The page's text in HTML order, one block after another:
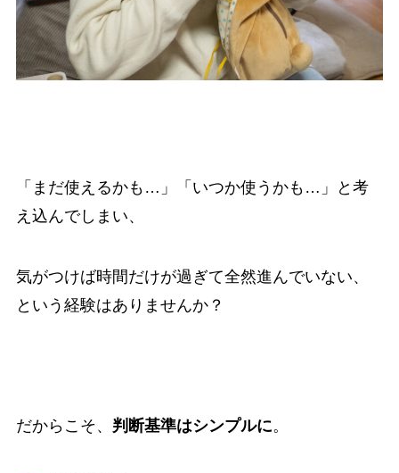
「まだ使えるかも…」「いつか使うかも…」と考
え込んでしまい、
気がつけば時間だけが過ぎて全然進んでいない、
という経験はありませんか？
だからこそ、 判断基準はシンプルに。